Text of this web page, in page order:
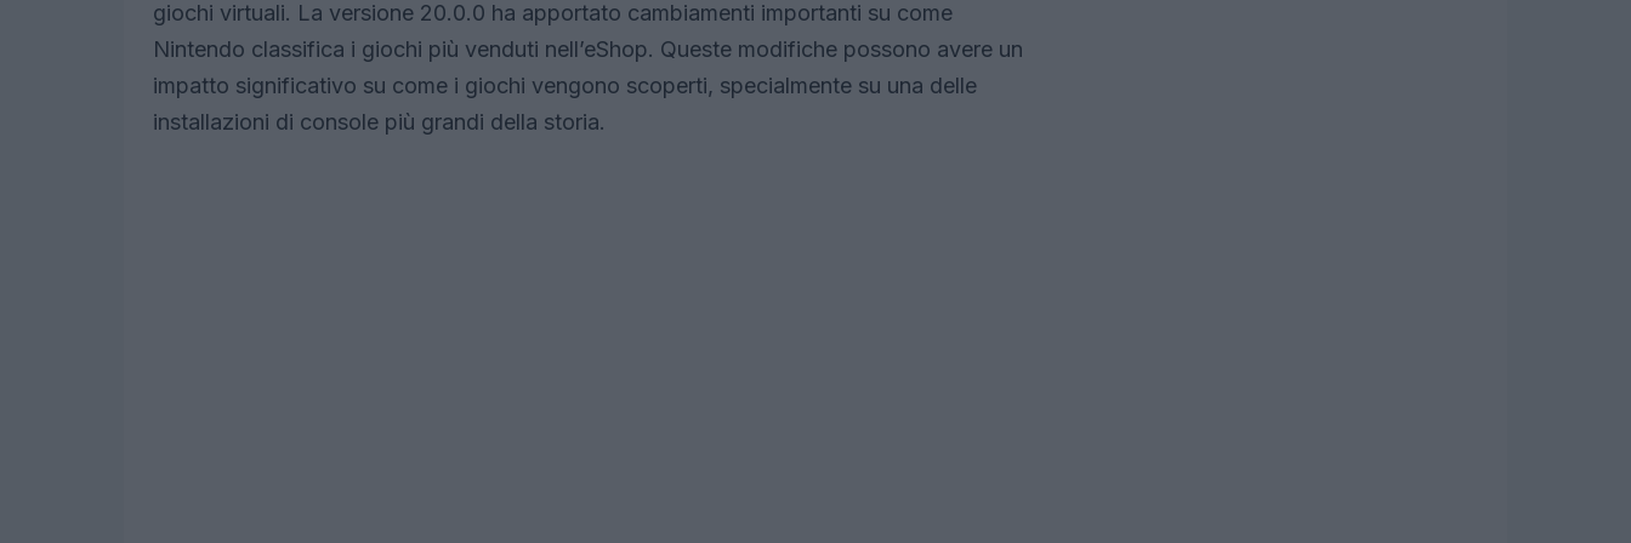
giochi virtuali. La versione 20.0.0 ha apportato cambiamenti importanti su come
Nintendo classifica i giochi più venduti nell’eShop. Queste modifiche possono avere un
impatto significativo su come i giochi vengono scoperti, specialmente su una delle
installazioni di console più grandi della storia.